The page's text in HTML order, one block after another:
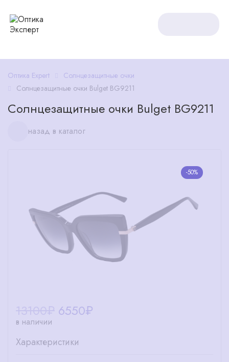
Оптика Expert
Солнцезащитные очки
Солнцезащитные очки Bulget BG9211
Солнцезащитные очки Bulget BG9211
назад в каталог
-50%
6550₽
в наличии
Характеристики